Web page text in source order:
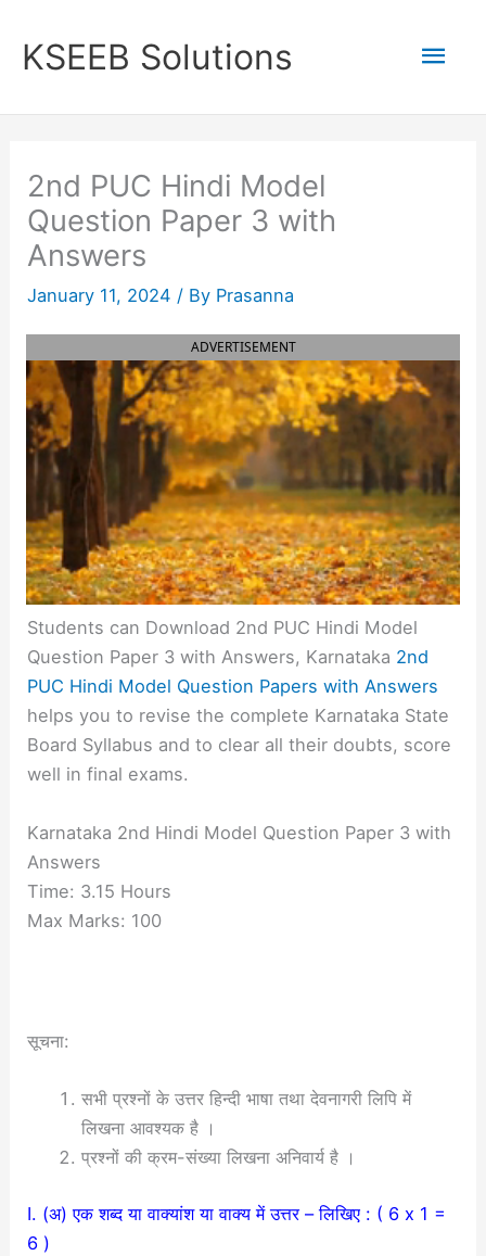
content
KSEEB Solutions
2nd PUC Hindi Model
Question Paper 3 with
Answers
January 11, 2024 / By Prasanna
ADVERTISEMENT
Students can Download 2nd PUC Hindi Model
Question Paper 3 with Answers, Karnataka 2nd
PUC Hindi Model Question Papers with Answers
helps you to revise the complete Karnataka State
Board Syllabus and to clear all their doubts, score
well in final exams.
Karnataka 2nd Hindi Model Question Paper 3 with
Answers
Time: 3.15 Hours
Max Marks: 100
सूचना:
सभी प्रश्नों के उत्तर हिन्दी भाषा तथा देवनागरी लिपि में
लिखना आवश्यक है ।
प्रश्नों की क्रम-संख्या लिखना अनिवार्य है ।
I. (अ) एक शब्द या वाक्यांश या वाक्य में उत्तर – लिखिए : ( 6 x 1 =
6 )